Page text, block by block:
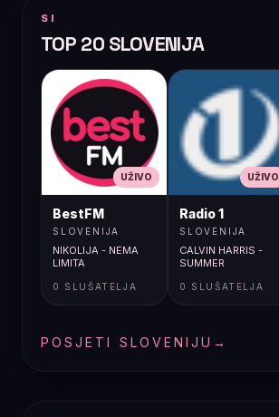
SI
TOP 20 SLOVENIJA
UŽIVO
BestFM
SLOVENIJA
NIKOLIJA - NEMA
LIMITA
0 SLUŠATELJA
UŽIVO
Radio 1
SLOVENIJA
CALVIN HARRIS -
SUMMER
0 SLUŠATELJA
POSJETI SLOVENIJU →